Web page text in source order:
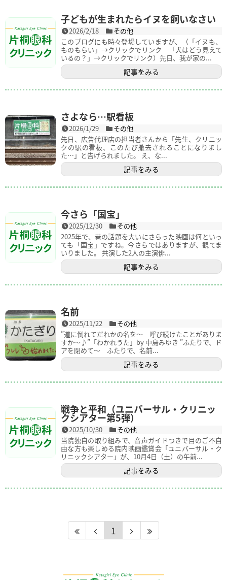
子どもが生まれたらイヌを飼いなさい
2026/2/18
その他
このブログにも時々登場していますが、（「イヌも、
ものもらい」→クリックでリンク 「犬はどう見えて
いるの？」→クリックでリンク）先日、我が家の...
記事をみる
さよなら…駅看板
2026/1/29
その他
先日、広告代理店の担当者さんから「先生、クリニッ
クの駅の看板、このたび撤去されることになりまし
た…」と告げられました。 え、な...
記事をみる
今さら「国宝」
2025/12/30
その他
2025年で、巷の話題を大いにさらった映画は何といっ
ても「国宝」ですね。今さらではありますが、観てま
いりました。 共演した2人の主演俳...
記事をみる
名前
2025/11/22
その他
”道に倒れてだれかの名を～ 呼び続けたことがありま
すか～♪”「わかれうた」by 中島みゆき ”ふたりで、ド
アを閉めて～ ふたりで、名前...
記事をみる
戦争と平和（ユニバーサル・クリニッ
クシアター第5弾）
2025/10/30
その他
当院独自の取り組みで、音声ガイドつきで目のご不自
由な方も楽しめる院内映画鑑賞会「ユニバーサル・ク
リニックシアター」が、10月4日（土）の午前...
記事をみる
1